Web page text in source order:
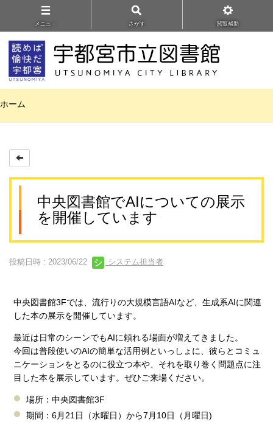
メニュ－ さがす 閲覧補助
ホーム
中央図書館でAIについての展示
を開催しています
投稿日時 : 2023/06/22 システム担当者
中央図書館3Fでは、流行りの大規模言語AIなど、生成系AIに関連
した本の展示を開催しています。
最近は日常のシーンでもAIに頼れる場面が増えてきました。
今回は普段使いのAIの簡単な活用例といっしょに、彼らとコミュ
ニケーションをとるのに役立つ本や、それを取り巻く問題点に注
目した本を展示しています。ぜひご来場ください。
場所：中央図書館3F
期間：6月21日（水曜日）から7月10日（月曜日)